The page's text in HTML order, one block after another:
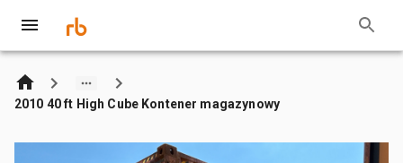
2010 40 ft High Cube Kontener magazynowy